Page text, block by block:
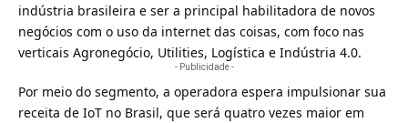
indústria brasileira e ser a principal habilitadora de novos
negócios com o uso da internet das coisas, com foco nas
verticais Agronegócio, Utilities, Logística e Indústria 4.0.
- Publicidade -
Por meio do segmento, a operadora espera impulsionar sua
receita de IoT no Brasil, que será quatro vezes maior em